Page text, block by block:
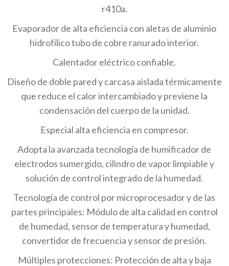
r410a.
Evaporador de alta eficiencia con aletas de aluminio
hidrofílico tubo de cobre ranurado interior.
Calentador eléctrico confiable.
Diseño de doble pared y carcasa aislada térmicamente
que reduce el calor intercambiado y previene la
condensación del cuerpo de la unidad.
Especial alta eficiencia en compresor.
Adopta la avanzada tecnología de humificador de
electrodos sumergido, cilindro de vapor limpiable y
solución de control integrado de la humedad.
Tecnología de control por microprocesador y de las
partes principales: Módulo de alta calidad en control
de humedad, sensor de temperatura y humedad,
convertidor de frecuencia y sensor de presión.
Múltiples protecciones: Protección de alta y baja